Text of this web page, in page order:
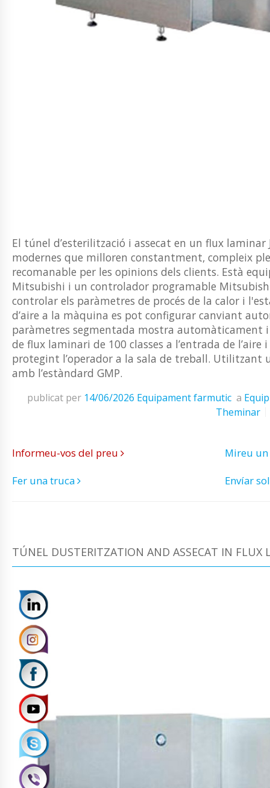
El túnel d’esterilització i assecat en un flux
modernes que milloren constantment, compleix
recomanable per les opinions dels clients. Està
Mitsubishi i un controlador programable
controlar els paràmetres de procés de la calor i
d’aire a la màquina es pot configurar canviant
paràmetres segmentada mostra automàticament
de flux laminari de 100 classes a l’entrada de
protegint l’operador a la sala de treball. Utilitzant
amb l’estàndard GMP.
publicat per 14/06/2026 Equipament farmutic a
Theminar
Informeu-vos del preu
Mireu
Fer una truca
Envíar
TÚNEL DUSTERITZATION AND ASSECAT IN FLUX